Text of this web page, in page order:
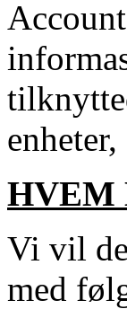
HVEM
Vi vil
med